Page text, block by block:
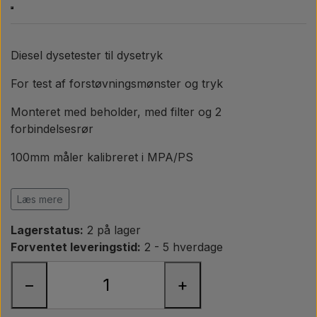
Maling Agricolour
PTO Aksler GARDLOC
Diesel dysetester til dysetryk
For test af forstøvningsmønster og tryk
Monteret med beholder, med filter og 2
forbindelsesrør
100mm måler kalibreret i MPA/PS
Kapasitet: 600BAR, 8700 PSI og 60 MPA
BEMÆRK: Engelsk manual
Læs mere
Lagerstatus: 2 på lager
Forventet leveringstid: 2 - 5 hverdage
− +